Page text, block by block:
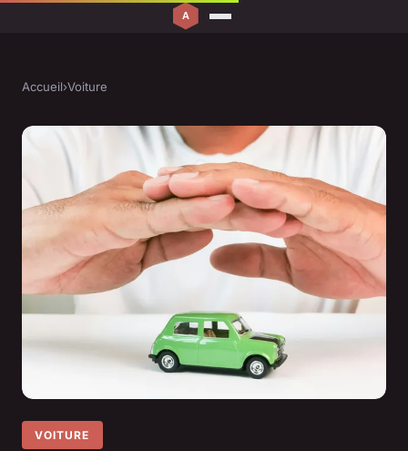
Accueil›Voiture
VOITURE